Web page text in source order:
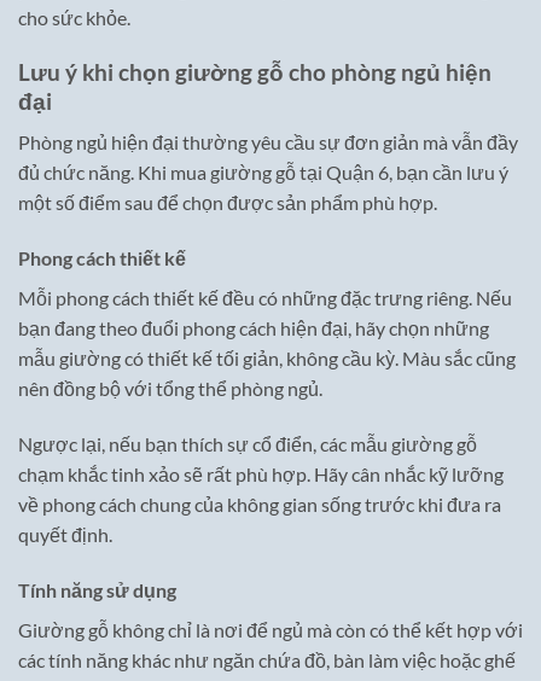
cho sức khỏe.
Lưu ý khi chọn giường gỗ cho phòng ngủ hiện
đại
Phòng ngủ hiện đại thường yêu cầu sự đơn giản mà vẫn đầy
đủ chức năng. Khi mua giường gỗ tại Quận 6, bạn cần lưu ý
một số điểm sau để chọn được sản phẩm phù hợp.
Phong cách thiết kế
Mỗi phong cách thiết kế đều có những đặc trưng riêng. Nếu
bạn đang theo đuổi phong cách hiện đại, hãy chọn những
mẫu giường có thiết kế tối giản, không cầu kỳ. Màu sắc cũng
nên đồng bộ với tổng thể phòng ngủ.
Ngược lại, nếu bạn thích sự cổ điển, các mẫu giường gỗ
chạm khắc tinh xảo sẽ rất phù hợp. Hãy cân nhắc kỹ lưỡng
về phong cách chung của không gian sống trước khi đưa ra
quyết định.
Tính năng sử dụng
Giường gỗ không chỉ là nơi để ngủ mà còn có thể kết hợp với
các tính năng khác như ngăn chứa đồ, bàn làm việc hoặc ghế